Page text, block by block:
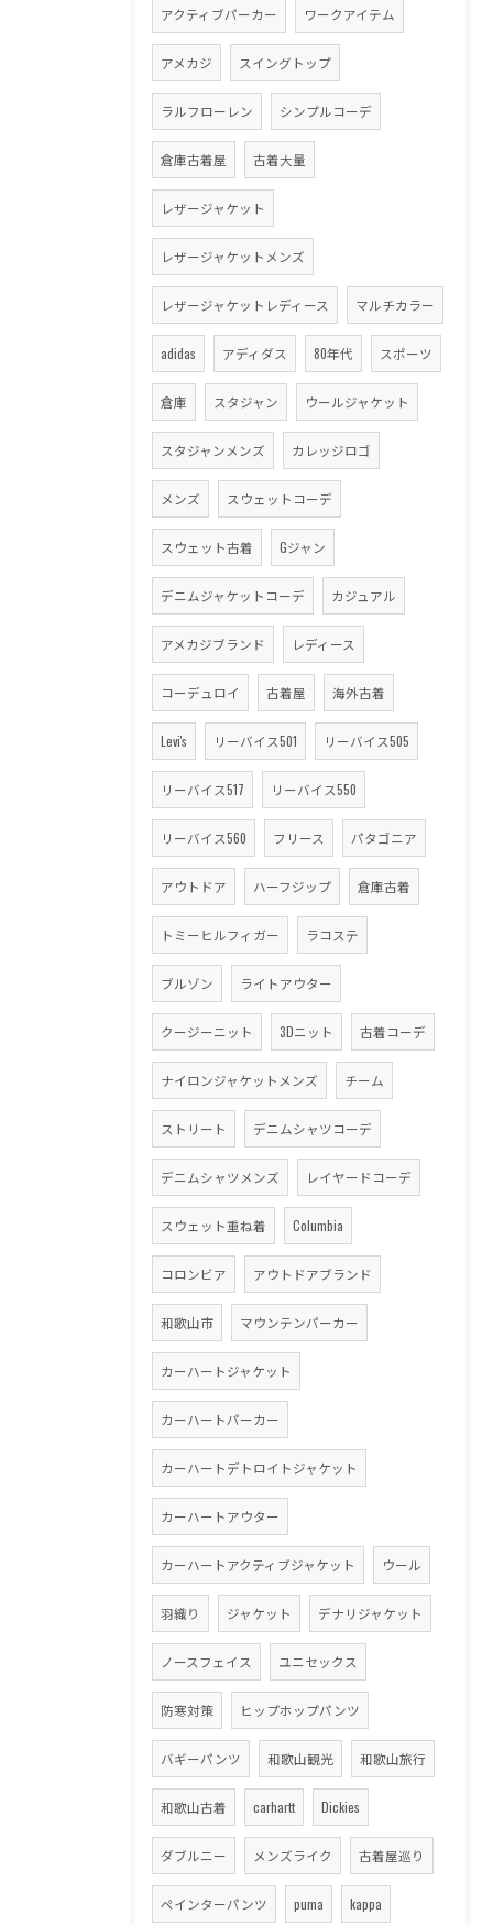
アクティブパーカー ワークアイテム
アメカジ スイングトップ
ラルフローレン シンプルコーデ
倉庫古着屋 古着大量
レザージャケット
レザージャケットメンズ
レザージャケットレディース マルチカラー
adidas アディダス 80年代 スポーツ
倉庫 スタジャン ウールジャケット
スタジャンメンズ カレッジロゴ
メンズ スウェットコーデ
スウェット古着 Gジャン
デニムジャケットコーデ カジュアル
アメカジブランド レディース
コーデュロイ 古着屋 海外古着
Levi's リーバイス501 リーバイス505
リーバイス517 リーバイス550
リーバイス560 フリース パタゴニア
アウトドア ハーフジップ 倉庫古着
トミーヒルフィガー ラコステ
ブルゾン ライトアウター
クージーニット 3Dニット 古着コーデ
ナイロンジャケットメンズ チーム
ストリート デニムシャツコーデ
デニムシャツメンズ レイヤードコーデ
スウェット重ね着 Columbia
コロンビア アウトドアブランド
和歌山市 マウンテンパーカー
カーハートジャケット
カーハートパーカー
カーハートデトロイトジャケット
カーハートアウター
カーハートアクティブジャケット ウール
羽織り ジャケット デナリジャケット
ノースフェイス ユニセックス
防寒対策 ヒップホップパンツ
バギーパンツ 和歌山観光 和歌山旅行
和歌山古着 carhartt Dickies
ダブルニー メンズライク 古着屋巡り
ペインターパンツ puma kappa